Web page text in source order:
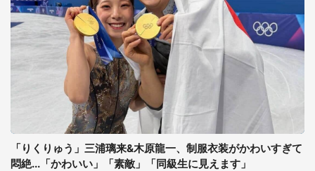
「りくりゅう」三浦璃来&木原龍一、制服衣装がかわいすぎて
悶絶...「かわいい」「素敵」「同級生に見えます」